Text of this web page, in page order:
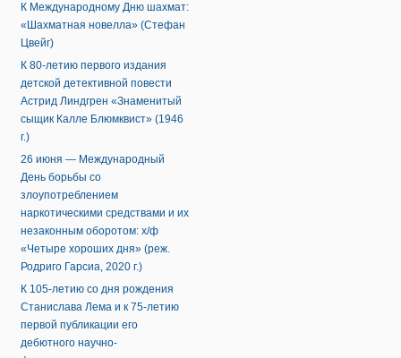
К Международному Дню шахмат:
«Шахматная новелла» (Стефан
Цвейг)
К 80-летию первого издания
детской детективной повести
Астрид Линдгрен «Знаменитый
сыщик Калле Блюмквист» (1946
г.)
26 июня — Международный
День борьбы со
злоупотреблением
наркотическими средствами и их
незаконным оборотом: х/ф
«Четыре хороших дня» (реж.
Родриго Гарсиа, 2020 г.)
К 105-летию со дня рождения
Станислава Лема и к 75-летию
первой публикации его
дебютного научно-